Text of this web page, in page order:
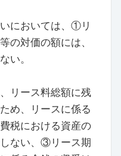
においては、①リ
の対価の額には、
い。
リース料総額に残
め、リースに係る
税における資産の
ない、③リース期